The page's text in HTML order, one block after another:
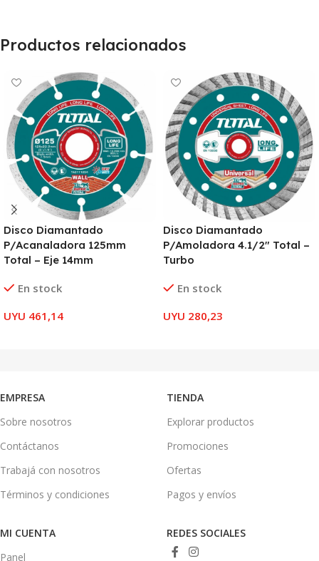
Productos relacionados
Disco Diamantado
P/Acanaladora 125mm
Total – Eje 14mm
En stock
UYU 461,14
Disco Diamantado
P/Amoladora 4.1/2″ Total –
Turbo
En stock
UYU 280,23
EMPRESA
Sobre nosotros
Contáctanos
Trabajá con nosotros
Términos y condiciones
TIENDA
Explorar productos
Promociones
Ofertas
Pagos y envíos
MI CUENTA
Panel
REDES SOCIALES